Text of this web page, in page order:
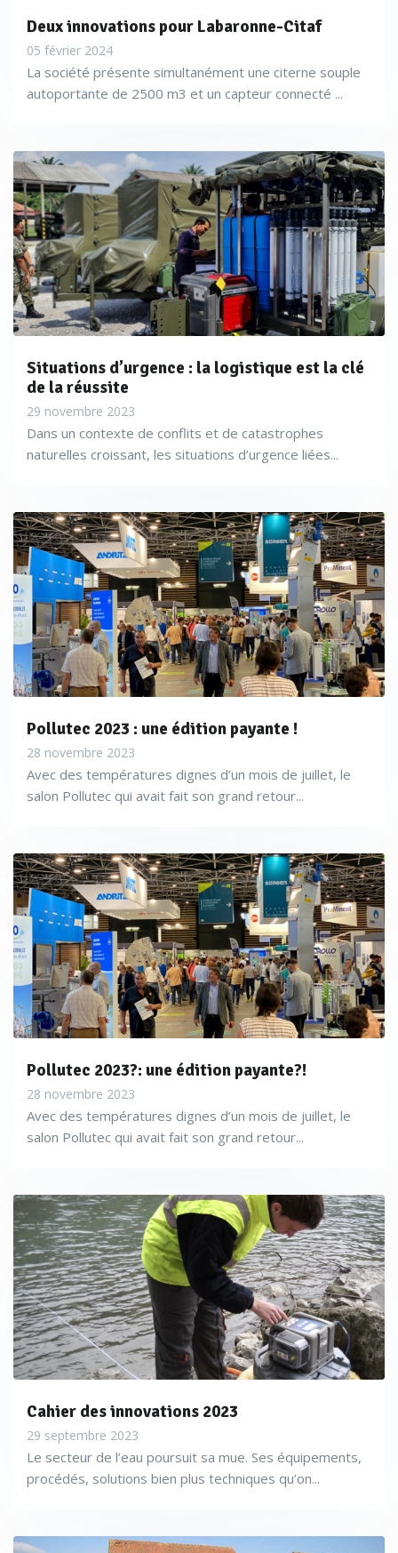
Deux innovations pour Labaronne-Citaf
05 février 2024
La société présente simultanément une citerne souple
autoportante de 2500 m3 et un capteur connecté ...
Situations d’urgence : la logistique est la clé
de la réussite
29 novembre 2023
Dans un contexte de conflits et de catastrophes
naturelles croissant, les situations d’urgence liées...
Pollutec 2023 : une édition payante !
28 novembre 2023
Avec des températures dignes d’un mois de juillet, le
salon Pollutec qui avait fait son grand retour...
Pollutec 2023?: une édition payante?!
28 novembre 2023
Avec des températures dignes d’un mois de juillet, le
salon Pollutec qui avait fait son grand retour...
Cahier des innovations 2023
29 septembre 2023
Le secteur de l’eau poursuit sa mue. Ses équipements,
procédés, solutions bien plus techniques qu’on...